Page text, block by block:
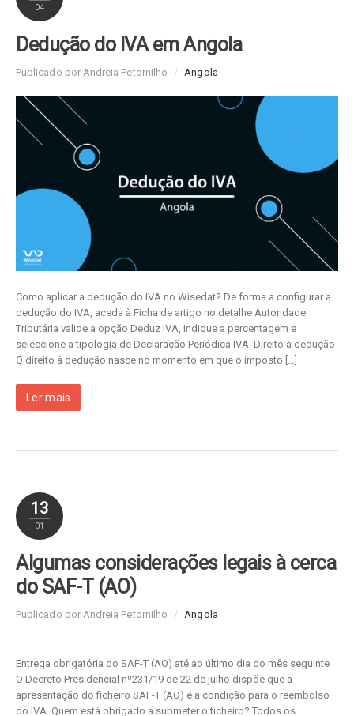
04
Dedução do IVA em Angola
Publicado por Andreia Petornilho / Angola
Como aplicar a dedução do IVA no Wisedat? De forma a configurar a
dedução do IVA, aceda à Ficha de artigo no detalhe Autoridade
Tributária valide a opção Deduz IVA, indique a percentagem e
seleccione a tipologia de Declaração Periódica IVA. Direito à dedução
O direito à dedução nasce no momento em que o imposto […]
Ler mais
13
01
Algumas considerações legais à cerca
do SAF-T (AO)
Publicado por Andreia Petornilho / Angola
Entrega obrigatória do SAF-T (AO) até ao último dia do mês seguinte
O Decreto Presidencial nº231/19 de 22 de julho dispõe que a
apresentação do ficheiro SAF-T (AO) é a condição para o reembolso
do IVA. Quem está obrigado a submeter o ficheiro? Todos os